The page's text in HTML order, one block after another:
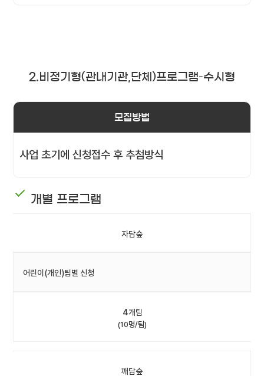
2.비정기형(관내기관,단체)프로그램–수시형
모집방법
사업 초기에 신청접수 후 추첨방식
개별 프로그램
자담숲
어린이(개인)팀별 신청
4개팀
(10명/팀)
깨담숲